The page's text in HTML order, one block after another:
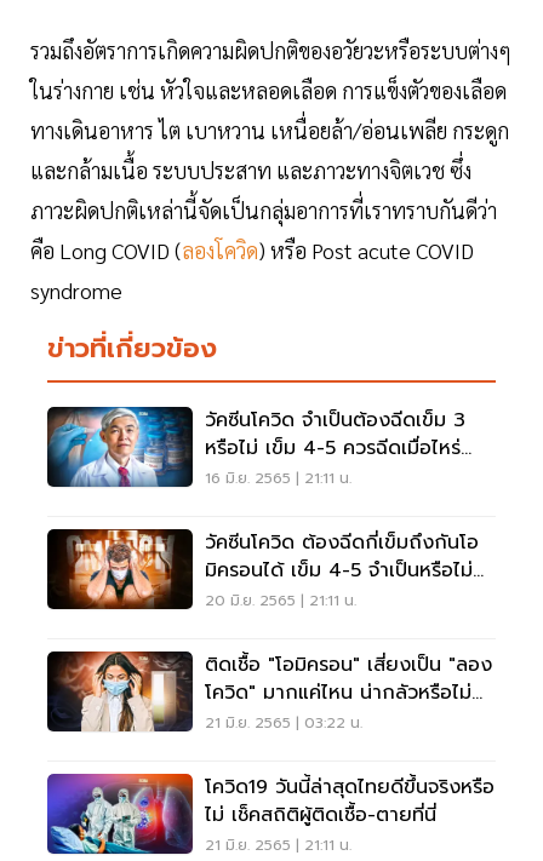
รวมถึงอัตราการเกิดความผิดปกติของอวัยวะหรือระบบต่างๆ
ในร่างกาย เช่น หัวใจและหลอดเลือด การแข็งตัวของเลือด
ทางเดินอาหาร ไต เบาหวาน เหนื่อยล้า/อ่อนเพลีย กระดูก
และกล้ามเนื้อ ระบบประสาท และภาวะทางจิตเวช ซึ่ง
ภาวะผิดปกติเหล่านี้จัดเป็นกลุ่มอาการที่เราทราบกันดีว่า
คือ Long COVID (ลองโควิด) หรือ Post acute COVID
syndrome
ข่าวที่เกี่ยวข้อง
วัคซีนโควิด จำเป็นต้องฉีดเข็ม 3
หรือไม่ เข็ม 4-5 ควรฉีดเมื่อไหร่
เช็คเลย
16 มิ.ย. 2565 | 21:11 น.
วัคซีนโควิด ต้องฉีดกี่เข็มถึงกันโอ
มิครอนได้ เข็ม 4-5 จำเป็นหรือไม่
เช็คเลย
20 มิ.ย. 2565 | 21:11 น.
ติดเชื้อ "โอมิครอน" เสี่ยงเป็น "ลอง
โควิด" มากแค่ไหน น่ากลัวหรือไม่
เช็คเลย
21 มิ.ย. 2565 | 03:22 น.
โควิด19 วันนี้ล่าสุดไทยดีขึ้นจริงหรือ
ไม่ เช็คสถิติผู้ติดเชื้อ-ตายที่นี่
21 มิ.ย. 2565 | 21:11 น.